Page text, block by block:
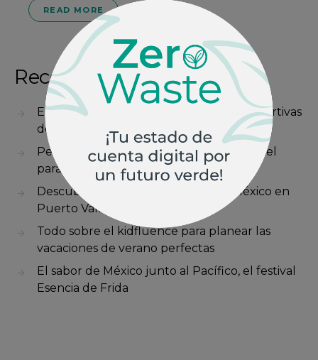
READ MORE
Recent Posts
Energía y recreación en las canchas deportivas
de Velas Vallarta
Pescado zarandeado estilo Nayarit: lleva el
paraíso a tu cocina
Descubre la charrería, el latido de México en
Puerto Vallarta
Todo sobre el kidfluence para planear las
vacaciones de verano perfectas
El sabor de México junto al Pacífico, el festival
Esencia de Frida